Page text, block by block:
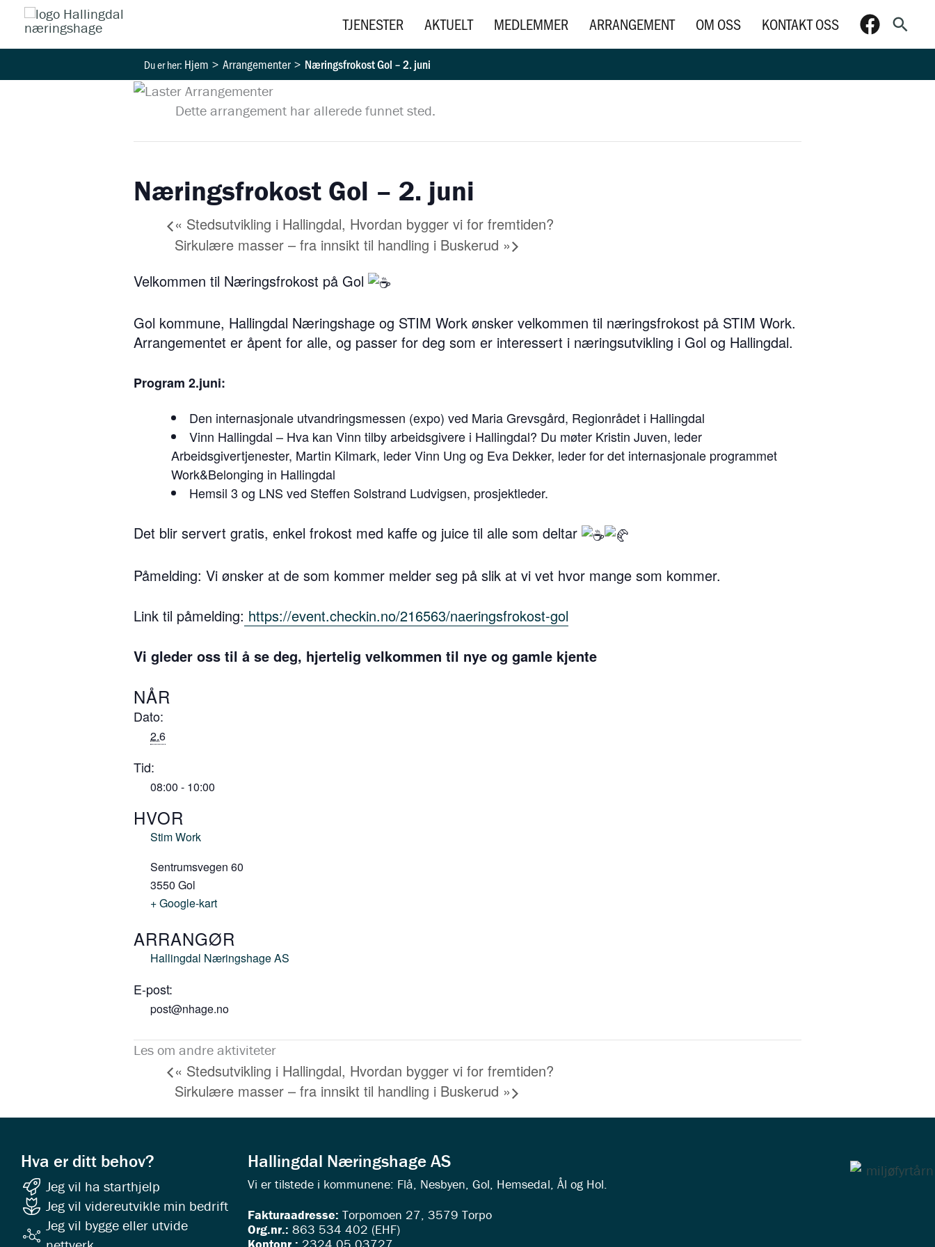
Hopp
til
TJENESTER AKTUELT MEDLEMMER ARRANGEMENT OM OSS KONTAKT OSS Søk
Hjem Arrangementer Næringsfrokost Gol – 2. juni
Dette arrangement har allerede funnet sted.
Næringsfrokost Gol – 2. juni
« Stedsutvikling i Hallingdal, Hvordan bygger vi for fremtiden?
Sirkulære masser – fra innsikt til handling i Buskerud »
Velkommen til Næringsfrokost på Gol
Gol kommune, Hallingdal Næringshage og STIM Work ønsker velkommen til næringsfrokost på STIM Work.
Arrangementet er åpent for alle, og passer for deg som er interessert i næringsutvikling i Gol og Hallingdal.
Program 2.juni:
Den internasjonale utvandringsmessen (expo) ved Maria Grevsgård, Regionrådet i Hallingdal
Vinn Hallingdal – Hva kan Vinn tilby arbeidsgivere i Hallingdal? Du møter Kristin Juven, leder
Arbeidsgivertjenester, Martin Kilmark, leder Vinn Ung og Eva Dekker, leder for det internasjonale programmet
Work&Belonging in Hallingdal
Hemsil 3 og LNS ved Steffen Solstrand Ludvigsen, prosjektleder.
Det blir servert gratis, enkel frokost med kaffe og juice til alle som deltar
Påmelding: Vi ønsker at de som kommer melder seg på slik at vi vet hvor mange som kommer.
Link til påmelding: https://event.checkin.no/216563/naeringsfrokost-gol
Vi gleder oss til å se deg, hjertelig velkommen til nye og gamle kjente
NÅR
Dato:
2.6
Tid:
08:00 - 10:00
HVOR
Stim Work
Sentrumsvegen 60
3550 Gol
+ Google-kart
ARRANGØR
Hallingdal Næringshage AS
E-post:
post@nhage.no
Les om andre aktiviteter
« Stedsutvikling i Hallingdal, Hvordan bygger vi for fremtiden?
Sirkulære masser – fra innsikt til handling i Buskerud »
Hva er ditt behov?
Jeg vil ha starthjelp
Jeg vil videreutvikle min bedrift
Jeg vil bygge eller utvide
Hallingdal Næringshage AS
Vi er tilstede i kommunene: Flå, Nesbyen, Gol, Hemsedal, Ål og Hol.
Fakturaadresse: Torpomoen 27, 3579 Torpo
Org.nr.: 863 534 402 (EHF)
Kontonr.: 2324.05.03727